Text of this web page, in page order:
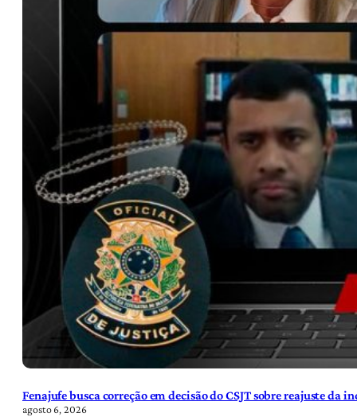
Fenajufe busca correção em decisão do CSJT sobre reajuste da
agosto 6, 2026